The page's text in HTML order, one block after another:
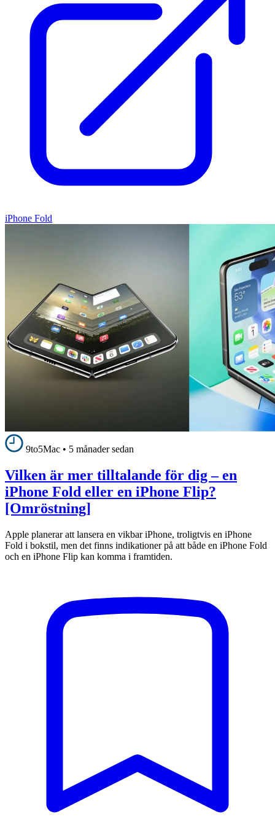
iPhone Fold
9to5Mac • 5 månader sedan
Vilken är mer tilltalande för dig – en
iPhone Fold eller en iPhone Flip?
[Omröstning]
Apple planerar att lansera en vikbar iPhone, troligtvis en iPhone
Fold i bokstil, men det finns indikationer på att både en iPhone Fold
och en iPhone Flip kan komma i framtiden.